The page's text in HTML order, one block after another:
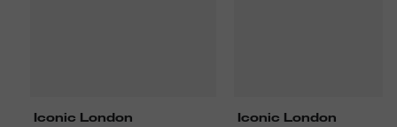
Iconic London
Iconic London